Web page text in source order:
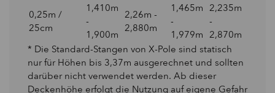
0,25m /
25cm
1,410m
-
1,900m
2,26m -
2,880m
1,465m
-
1,979m
2,235m
-
2,870m
* Die Standard-Stangen von X-Pole sind statisch
nur für Höhen bis 3,37m ausgerechnet und sollten
darüber nicht verwendet werden. Ab dieser
Deckenhöhe erfolgt die Nutzung auf eigene Gefahr